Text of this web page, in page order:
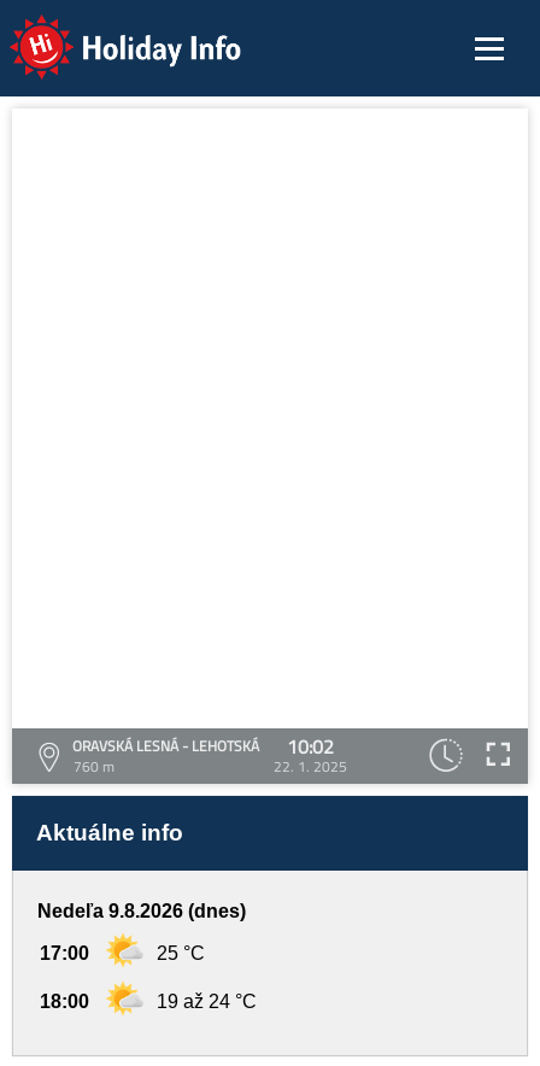
Holiday Info
ORAVSKÁ LESNÁ - LEHOTSKÁ
760 m
10:02
22. 1. 2025
Aktuálne info
Nedeľa 9.8.2026 (dnes)
17:00 25 °C
18:00 19 až 24 °C